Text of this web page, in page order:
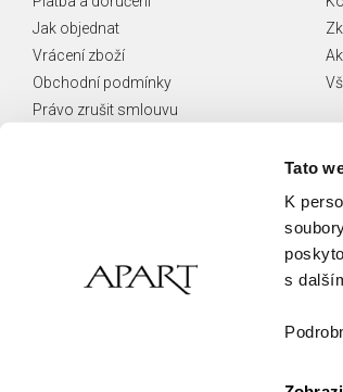
Tato
K
s
Jak objednat
Vrácení zboží
Obchodní podmínky
Právo zrušit smlouvu